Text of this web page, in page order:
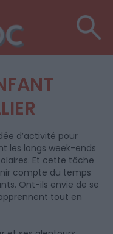
d’activité pour
les longs week-ends
Et cette tâche
compte du temps
Ont-ils envie de se
tout en